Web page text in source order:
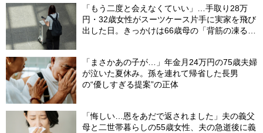
「もう二度と会えなくていい」…手取り28万
円・32歳女性がスーツケース片手に実家を飛び
出した日。きっかけは66歳母の「背筋の凍る一
「まさかあの子が…」年金月24万円の75歳夫婦
が泣いた夏休み。孫を連れて帰省した長男
の“優しすぎる提案”の正体
「悔しい…恩をあだで返されました」夫の義父
母と二世帯暮らしの55歳女性、夫の急逝後に義